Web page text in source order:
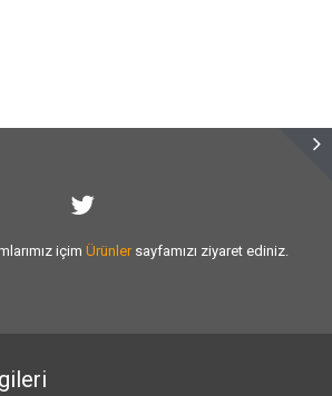
hizmet kalitesiniartırmak için var gücümüzle